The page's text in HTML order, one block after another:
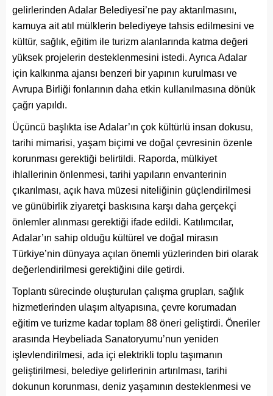
gelirlerinden Adalar Belediyesi’ne pay aktarılmasını,
kamuya ait atıl mülklerin belediyeye tahsis edilmesini ve
kültür, sağlık, eğitim ile turizm alanlarında katma değeri
yüksek projelerin desteklenmesini istedi. Ayrıca Adalar
için kalkınma ajansı benzeri bir yapının kurulması ve
Avrupa Birliği fonlarının daha etkin kullanılmasına dönük
çağrı yapıldı.
Üçüncü başlıkta ise Adalar’ın çok kültürlü insan dokusu,
tarihi mimarisi, yaşam biçimi ve doğal çevresinin özenle
korunması gerektiği belirtildi. Raporda, mülkiyet
ihlallerinin önlenmesi, tarihi yapıların envanterinin
çıkarılması, açık hava müzesi niteliğinin güçlendirilmesi
ve günübirlik ziyaretçi baskısına karşı daha gerçekçi
önlemler alınması gerektiği ifade edildi. Katılımcılar,
Adalar’ın sahip olduğu kültürel ve doğal mirasın
Türkiye’nin dünyaya açılan önemli yüzlerinden biri olarak
değerlendirilmesi gerektiğini dile getirdi.
Toplantı sürecinde oluşturulan çalışma grupları, sağlık
hizmetlerinden ulaşım altyapısına, çevre korumadan
eğitim ve turizme kadar toplam 88 öneri geliştirdi. Öneriler
arasında Heybeliada Sanatoryumu’nun yeniden
işlevlendirilmesi, ada içi elektrikli toplu taşımanın
geliştirilmesi, belediye gelirlerinin artırılması, tarihi
dokunun korunması, deniz yaşamının desteklenmesi ve